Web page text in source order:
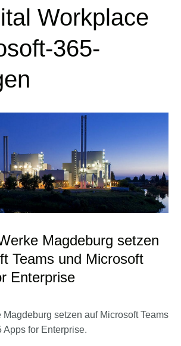
Workplace
365-
Magdeburg setzen
Teams und Microsoft
Enterprise
Magdeburg setzen auf Microsoft Teams
Apps for Enterprise.